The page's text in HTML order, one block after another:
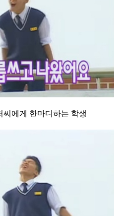
씨에게 한마디하는 학생